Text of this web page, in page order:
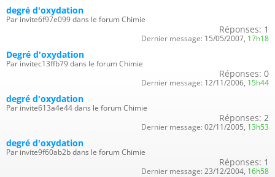
degré d'oxydation
Par invite6f97e099 dans le forum Chimie
Réponses: 1
Dernier message: 15/05/2007, 17h18
Degré d'oxydation
Par invitec13ffb79 dans le forum Chimie
Réponses: 0
Dernier message: 12/11/2006, 15h44
degré d'oxydation
Par invite613a4e44 dans le forum Chimie
Réponses: 2
Dernier message: 02/11/2005, 13h53
degré d'oxydation
Par invite9f60ab2b dans le forum Chimie
Réponses: 1
Dernier message: 23/12/2004, 16h58